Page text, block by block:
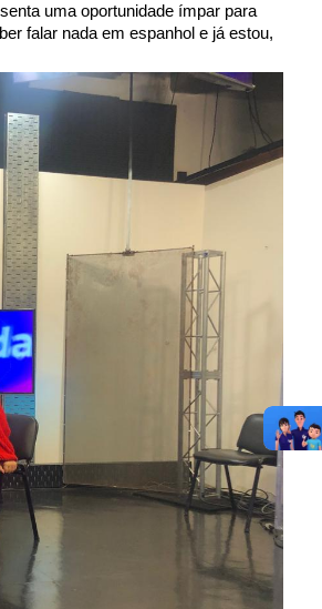
uma oportunidade ímpar para
falar nada em espanhol e já estou,